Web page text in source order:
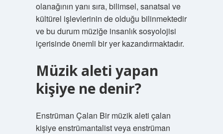
olanağının yanı sıra, bilimsel, sanatsal ve
kültürel işlevlerinin de olduğu bilinmektedir
ve bu durum müziğe insanlık sosyolojisi
içerisinde önemli bir yer kazandırmaktadır.
Müzik aleti yapan
kişiye ne denir?
Enstrüman Çalan Bir müzik aleti çalan
kişiye enstrümantalist veya enstrüman